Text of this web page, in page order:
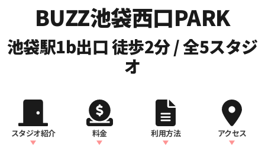
BUZZ池袋西口PARK
池袋駅1b出口 徒歩2分 / 全5スタジ
オ
スタジオ紹介 料金 利用方法 アクセス